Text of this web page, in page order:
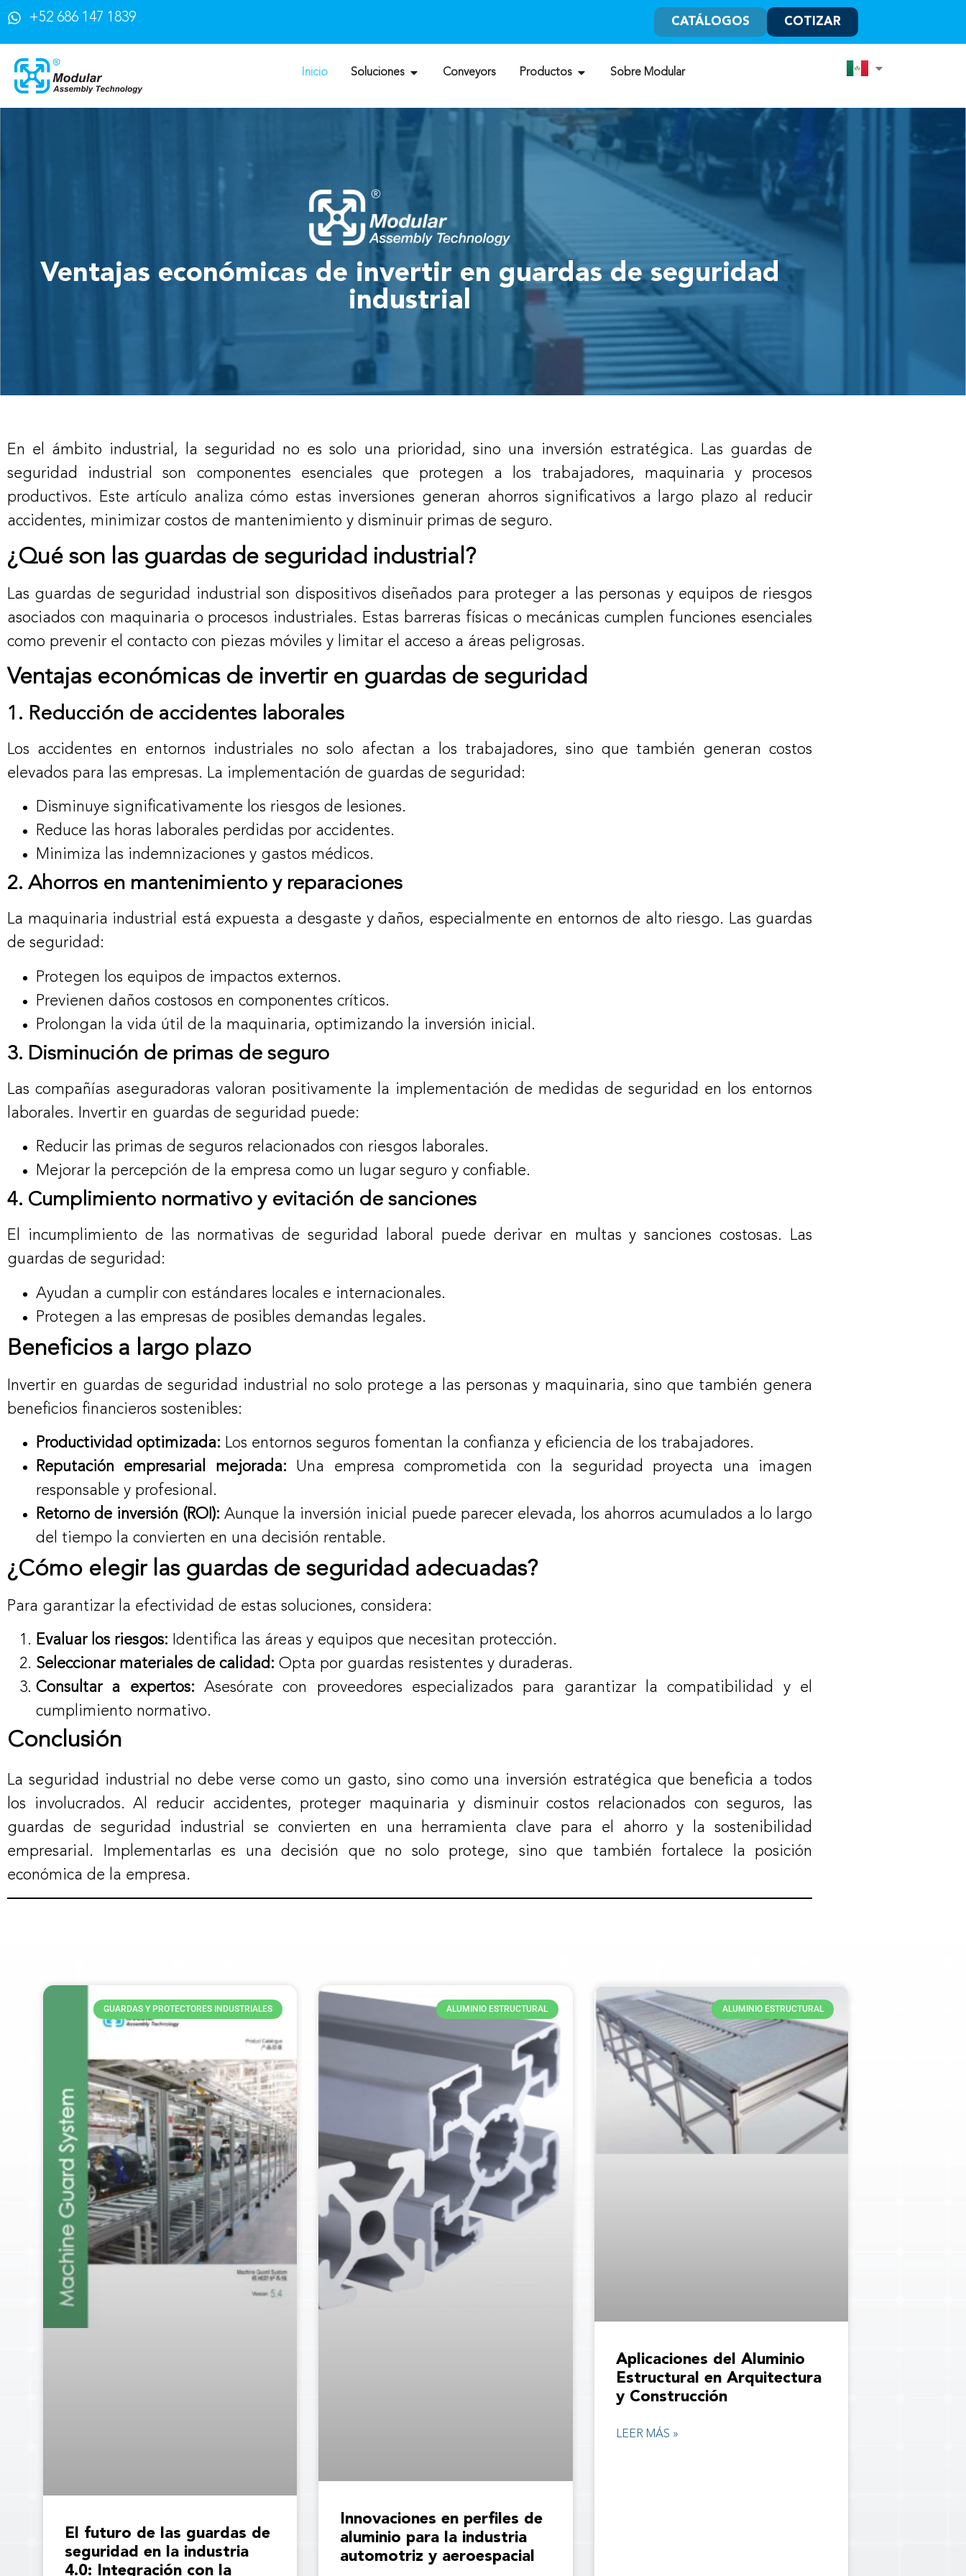
+52 686 147 1839 CATÁLOGOS COTIZAR
Inicio Soluciones Conveyors Productos Sobre Modular
Ventajas económicas de invertir en guardas de seguridad
industrial
En el ámbito industrial, la seguridad no es solo una prioridad, sino una inversión estratégica. Las guardas de
seguridad industrial son componentes esenciales que protegen a los trabajadores, maquinaria y procesos
productivos. Este artículo analiza cómo estas inversiones generan ahorros significativos a largo plazo al reducir
accidentes, minimizar costos de mantenimiento y disminuir primas de seguro.
¿Qué son las guardas de seguridad industrial?
Las guardas de seguridad industrial son dispositivos diseñados para proteger a las personas y equipos de riesgos
asociados con maquinaria o procesos industriales. Estas barreras físicas o mecánicas cumplen funciones esenciales
como prevenir el contacto con piezas móviles y limitar el acceso a áreas peligrosas.
Ventajas económicas de invertir en guardas de seguridad
1. Reducción de accidentes laborales
Los accidentes en entornos industriales no solo afectan a los trabajadores, sino que también generan costos
elevados para las empresas. La implementación de guardas de seguridad:
Disminuye significativamente los riesgos de lesiones.
Reduce las horas laborales perdidas por accidentes.
Minimiza las indemnizaciones y gastos médicos.
2. Ahorros en mantenimiento y reparaciones
La maquinaria industrial está expuesta a desgaste y daños, especialmente en entornos de alto riesgo. Las guardas
de seguridad:
Protegen los equipos de impactos externos.
Previenen daños costosos en componentes críticos.
Prolongan la vida útil de la maquinaria, optimizando la inversión inicial.
3. Disminución de primas de seguro
Las compañías aseguradoras valoran positivamente la implementación de medidas de seguridad en los entornos
laborales. Invertir en guardas de seguridad puede:
Reducir las primas de seguros relacionados con riesgos laborales.
Mejorar la percepción de la empresa como un lugar seguro y confiable.
4. Cumplimiento normativo y evitación de sanciones
El incumplimiento de las normativas de seguridad laboral puede derivar en multas y sanciones costosas. Las
guardas de seguridad:
Ayudan a cumplir con estándares locales e internacionales.
Protegen a las empresas de posibles demandas legales.
Beneficios a largo plazo
Invertir en guardas de seguridad industrial no solo protege a las personas y maquinaria, sino que también genera
beneficios financieros sostenibles:
Productividad optimizada: Los entornos seguros fomentan la confianza y eficiencia de los trabajadores.
Reputación empresarial mejorada: Una empresa comprometida con la seguridad proyecta una imagen
responsable y profesional.
Retorno de inversión (ROI): Aunque la inversión inicial puede parecer elevada, los ahorros acumulados a lo largo
del tiempo la convierten en una decisión rentable.
¿Cómo elegir las guardas de seguridad adecuadas?
Para garantizar la efectividad de estas soluciones, considera:
Evaluar los riesgos: Identifica las áreas y equipos que necesitan protección.
Seleccionar materiales de calidad: Opta por guardas resistentes y duraderas.
Consultar a expertos: Asesórate con proveedores especializados para garantizar la compatibilidad y el
cumplimiento normativo.
Conclusión
La seguridad industrial no debe verse como un gasto, sino como una inversión estratégica que beneficia a todos
los involucrados. Al reducir accidentes, proteger maquinaria y disminuir costos relacionados con seguros, las
guardas de seguridad industrial se convierten en una herramienta clave para el ahorro y la sostenibilidad
empresarial. Implementarlas es una decisión que no solo protege, sino que también fortalece la posición
económica de la empresa.
GUARDAS Y PROTECTORES INDUSTRIALES
El futuro de las guardas de
seguridad en la industria
4.0: Integración con la
ALUMINIO ESTRUCTURAL
Innovaciones en perfiles de
aluminio para la industria
automotriz y aeroespacial
ALUMINIO ESTRUCTURAL
Aplicaciones del Aluminio
Estructural en Arquitectura
y Construcción
LEER MÁS »